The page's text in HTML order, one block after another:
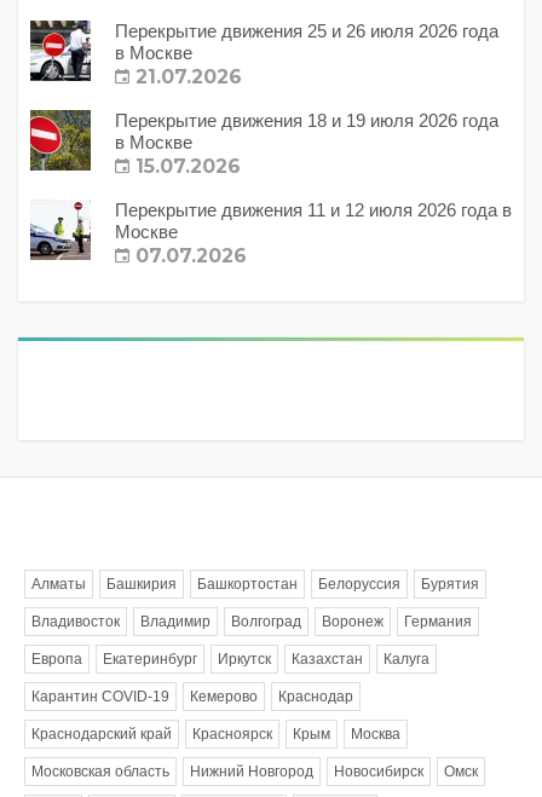
Перекрытие движения 25 и 26 июля 2026 года
в Москве
21.07.2026
Перекрытие движения 18 и 19 июля 2026 года
в Москве
15.07.2026
Перекрытие движения 11 и 12 июля 2026 года в
Москве
07.07.2026
Алматы Башкирия Башкортостан Белоруссия Бурятия
Владивосток Владимир Волгоград Воронеж Германия
Европа Екатеринбург Иркутск Казахстан Калуга
Карантин COVID-19 Кемерово Краснодар
Краснодарский край Красноярск Крым Москва
Московская область Нижний Новгород Новосибирск Омск